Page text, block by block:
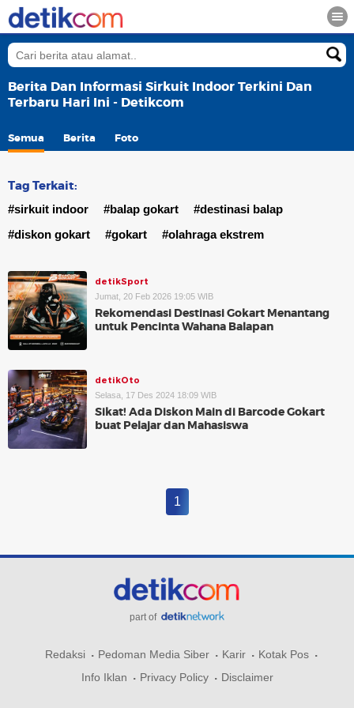
Berita Dan Informasi Sirkuit Indoor Terkini Dan
Terbaru Hari Ini - Detikcom
Semua Berita Foto
Tag Terkait:
#sirkuit indoor #balap gokart
#destinasi balap
#diskon gokart
#gokart #olahraga ekstrem
detikSport
Jumat, 20 Feb 2026 19:05 WIB
Rekomendasi Destinasi Gokart Menantang
untuk Pencinta Wahana Balapan
detikOto
Selasa, 17 Des 2024 18:09 WIB
Sikat! Ada Diskon Main di Barcode Gokart
buat Pelajar dan Mahasiswa
1
part of
Redaksi Pedoman Media Siber Karir
Kotak Pos
Info Iklan
Privacy Policy Disclaimer